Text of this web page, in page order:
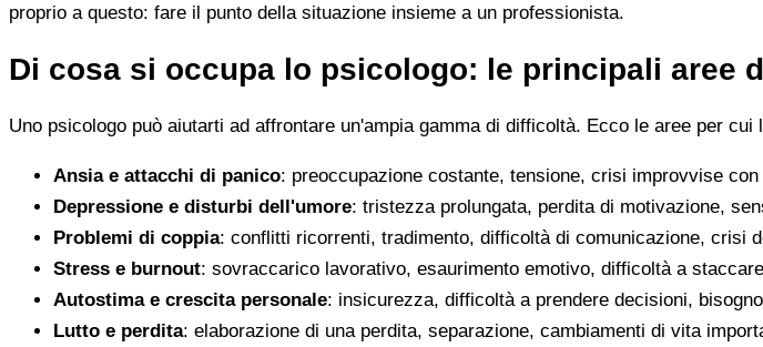
proprio a questo: fare il punto della situazione insieme a un professionista.
Di cosa si occupa lo psicologo: le principali aree
Uno psicologo può aiutarti ad affrontare un'ampia gamma di difficoltà. Ecco le aree per
Ansia e attacchi di panico: preoccupazione costante, tensione, crisi improvvise
Depressione e disturbi dell'umore: tristezza prolungata, perdita di motivazione,
Problemi di coppia: conflitti ricorrenti, tradimento, difficoltà di comunicazione, crisi
Stress e burnout: sovraccarico lavorativo, esaurimento emotivo, difficoltà a staccare
Autostima e crescita personale: insicurezza, difficoltà a prendere decisioni,
Lutto e perdita: elaborazione di una perdita, separazione, cambiamenti di vita